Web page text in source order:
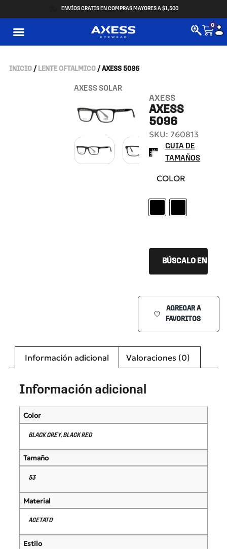
ENVÍOS GRATIS EN COMPRAS MAYORES A $1,500
0
INICIO/ LENTE OFTALMICO/ AXESS 5096
AXESS SOLAR
AXESS
AXESS
5096
SKU: 760813
GUIA DE
TAMAÑOS
COLOR
BLACK GREY
BLACK RED
BÚSCALO EN TU
AGREGAR A
FAVORITOS
Información adicional Valoraciones (0)
Información adicional
Color
BLACK GREY, BLACK RED
Tamaño
53
Material
ACETATO
Estilo